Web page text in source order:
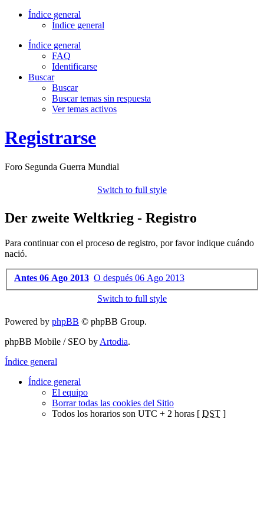
Índice general
Índice general
Índice general
FAQ
Identificarse
Buscar
Buscar
Buscar temas sin respuesta
Ver temas activos
Registrarse
Foro Segunda Guerra Mundial
Switch to full style
Der zweite Weltkrieg - Registro
Para continuar con el proceso de registro, por favor indique cuándo
nació.
Antes 06 Ago 2013 O después 06 Ago 2013
Switch to full style
Powered by phpBB © phpBB Group.
phpBB Mobile / SEO by Artodia.
Índice general
Índice general
El equipo
Borrar todas las cookies del Sitio
Todos los horarios son UTC + 2 horas [ DST ]